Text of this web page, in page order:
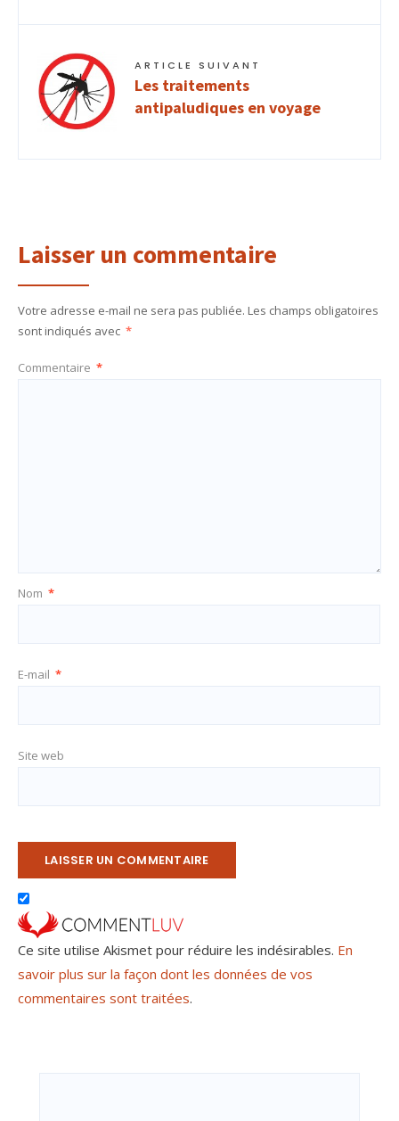
ARTICLE SUIVANT
Les traitements
antipaludiques en voyage
Laisser un commentaire
Votre adresse e-mail ne sera pas publiée. Les champs obligatoires
sont indiqués avec *
Commentaire *
Nom *
E-mail *
Site web
Ce site utilise Akismet pour réduire les indésirables. En
savoir plus sur la façon dont les données de vos
commentaires sont traitées.